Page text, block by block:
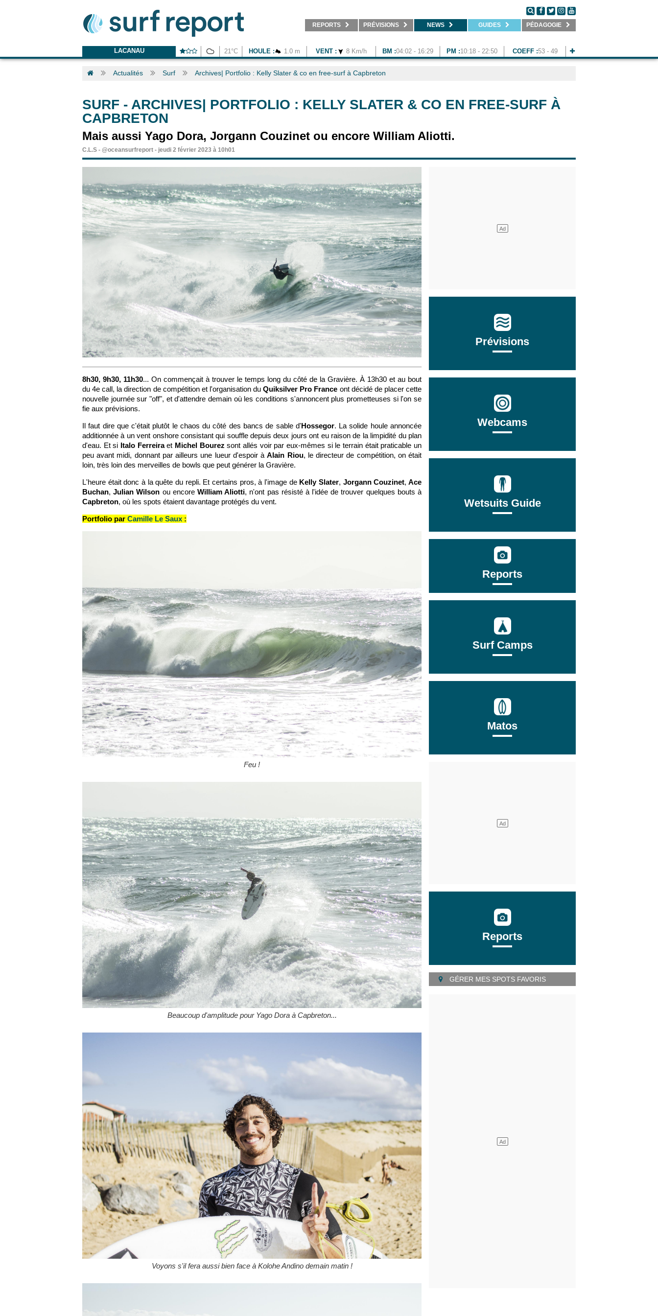
REPORTS PRÉVISIONS NEWS GUIDES PÉDAGOGIE
LACANAU 21°C HOULE : 1.0 m VENT : 8 Km/h BM :04:02 - 16:29 PM :10:18 - 22:50 COEFF :53 - 49
Actualités Surf Archives| Portfolio : Kelly Slater & co en free-surf à Capbreton
SURF - ARCHIVES| PORTFOLIO : KELLY SLATER & CO EN FREE-SURF À
CAPBRETON
Mais aussi Yago Dora, Jorgann Couzinet ou encore William Aliotti.
C.L.S - @oceansurfreport - jeudi 2 février 2023 à 10h01
8h30, 9h30, 11h30... On commençait à trouver le temps long du côté de la Gravière. À 13h30 et au bout
du 4e call, la direction de compétition et l'organisation duQuiksilver Pro France ont décidé de placer cette
nouvelle journée sur "off", et d'attendre demain où les conditions s'annoncent plus prometteuses si l'on se
fie aux prévisions.
Il faut dire que c'était plutôt le chaos du côté des bancs de sable d' Hossegor. La solide houle annoncée
additionnée à un vent onshore consistant qui souffle depuis deux jours ont eu raison de la limpidité du plan
d'eau. Et si Italo Ferreiraet Michel Bourez sont allés voir par eux-mêmes si le terrain était praticable un
peu avant midi, donnant par ailleurs une lueur d'espoir àAlain Riou, le directeur de compétition, on était
loin, très loin des merveilles de bowls que peut générer la Gravière.
L'heure était donc à la quête du repli. Et certains pros, à l'image de Kelly Slater, Jorgann Couzinet, Ace
Buchan, Julian Wilson ou encore William Aliotti, n'ont pas résisté à l'idée de trouver quelques bouts à
Capbreton, où les spots étaient davantage protégés du vent.
Portfolio par Camille Le Saux :
Feu !
Beaucoup d'amplitude pour Yago Dora à Capbreton...
Voyons s'il fera aussi bien face à Kolohe Andino demain matin !
Prévisions
Webcams
Wetsuits Guide
Reports
Surf Camps
Matos
Reports
GÉRER MES SPOTS FAVORIS